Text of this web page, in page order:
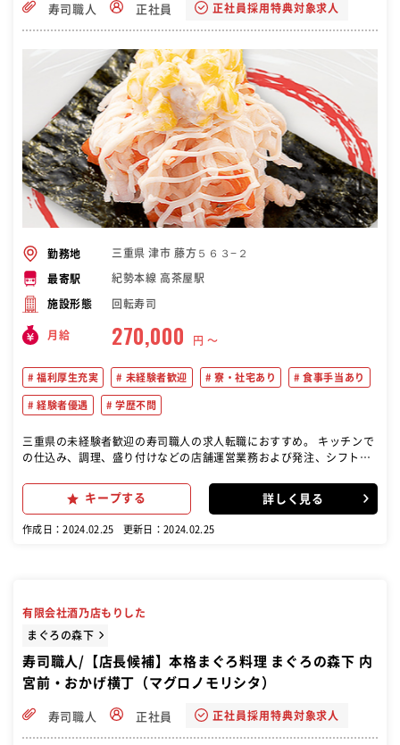
寿司職人 正社員 正社員採用特典対象求人
勤務地 三重県 津市 藤方５６３−２
最寄駅 紀勢本線 高茶屋駅
施設形態 回転寿司
月給 270,000 円 〜
福利厚生充実 未経験者歓迎 寮・社宅あり 食事手当あり
経験者優遇 学歴不問
三重県の未経験者歓迎の寿司職人の求人転職におすすめ。 キッチンで
の仕込み、調理、盛り付けなどの店舗運営業務および発注、シフト管
キープする 詳しく見る
作成日：2024.02.25 更新日：2024.02.25
有限会社酒乃店もりした
まぐろの森下
寿司職人/【店長候補】本格まぐろ料理 まぐろの森下 内
宮前・おかげ横丁（マグロノモリシタ）
寿司職人 正社員 正社員採用特典対象求人